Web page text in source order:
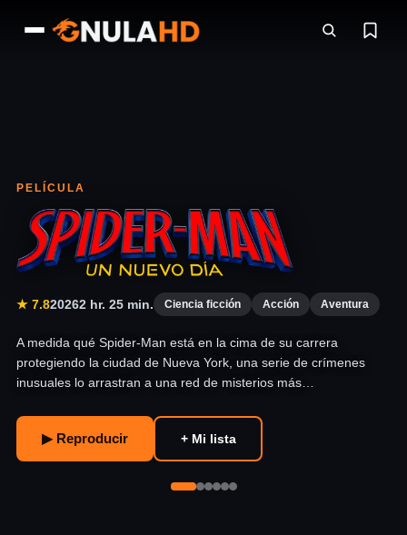
PELÍCULA
★ 7.820262 hr. 25 min. Ciencia ficción Acción Aventura
A medida qué Spider-Man está en la cima de su carrera
protegiendo la ciudad de Nueva York, una serie de crímenes
inusuales lo arrastran a una red de misterios más…
▶ Reproducir + Mi lista